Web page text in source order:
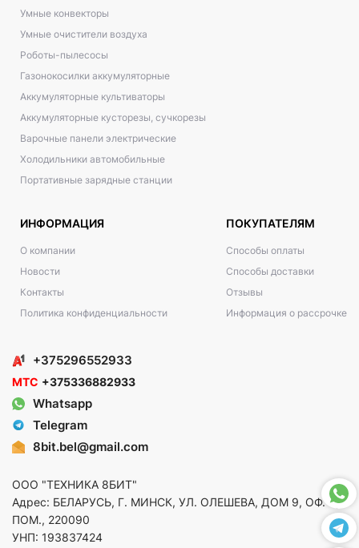
Умные конвекторы
Умные очистители воздуха
Роботы-пылесосы
Газонокосилки аккумуляторные
Аккумуляторные культиваторы
Аккумуляторные кусторезы, сучкорезы
Варочные панели электрические
Холодильники автомобильные
Портативные зарядные станции
ИНФОРМАЦИЯ
О компании
Новости
Контакты
Политика конфиденциальности
ПОКУПАТЕЛЯМ
Способы оплаты
Способы доставки
Отзывы
Информация о рассрочке
+375296552933
МТС +375336882933
Whatsapp
Telegram
8bit.bel@gmail.com
ООО "ТЕХНИКА 8БИТ"
Адрес: БЕЛАРУСЬ, Г. МИНСК, УЛ. ОЛЕШЕВА, ДОМ 9, ОФ. 5,
ПОМ., 220090
УНП: 193837424